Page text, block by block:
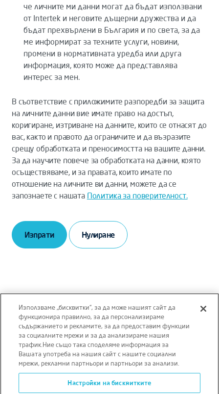
че личните ми данни могат да бъдат използвани
от Intertek и неговите дъщерни дружества и да
бъдат прехвърлени в България и по света, за да
ме информират за техните услуги, новини,
промени в нормативната уредба или друга
информация, която може да представлява
интерес за мен.
В съответствие с приложимите разпоредби за защита
на личните данни вие имате право на достъп,
коригиране, изтриване на данните, които се отнасят до
вас, както и правото да ограничите и да възразите
срещу обработката и преносимостта на вашите данни.
За да научите повече за обработката на данни, която
осъществяваме, и за правата, които имате по
отношение на личните ви данни, можете да се
запознаете с нашата Политика за поверителност.
Изпрати
Отказ от отговорност
Правила и условия
Политика за поверителност
Политика за бисквитки
Условия за ползване на уебсайта
Използваме „бисквитки“, за да може нашият сайт да
функционира правилно, за да персонализираме
съдържанието и рекламите, за да предоставим функции
за социалните мрежи и за да анализираме нашия
трафик.Ние също така споделяме информация за
Вашата употреба на нашия сайт с нашите социални
мрежи, рекламни партньори и партньори за анализи.
Настройки на бисквитките